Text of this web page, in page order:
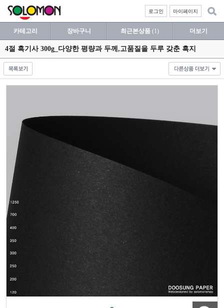
마이페이지
로그인
카테고리 장바구니 최근본상품 (1) 더보기
4절 흑기사 300g_다양한 평량과 두께,고품질을 두루 갖춘 흑지